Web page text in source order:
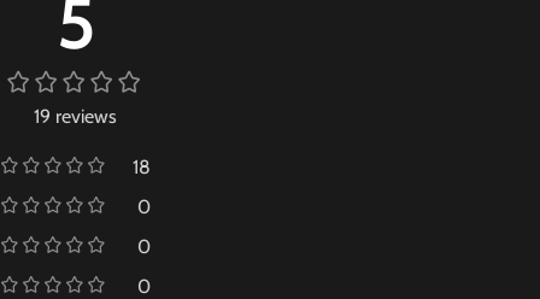
5
19 reviews
18
0
0
0